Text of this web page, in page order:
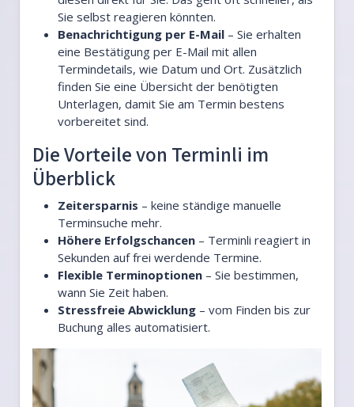
Sie selbst reagieren könnten.
Benachrichtigung per E-Mail – Sie erhalten
eine Bestätigung per E-Mail mit allen
Termindetails, wie Datum und Ort. Zusätzlich
finden Sie eine Übersicht der benötigten
Unterlagen, damit Sie am Termin bestens
vorbereitet sind.
Die Vorteile von Terminli im
Überblick
Zeitersparnis – keine ständige manuelle
Terminsuche mehr.
Höhere Erfolgschancen – Terminli reagiert in
Sekunden auf frei werdende Termine.
Flexible Terminoptionen – Sie bestimmen,
wann Sie Zeit haben.
Stressfreie Abwicklung – vom Finden bis zur
Buchung alles automatisiert.